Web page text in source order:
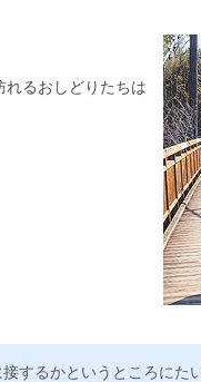
れるおしどりたちは
するかというところにた